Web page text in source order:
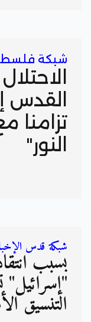
شبكة
القدس
تزامنا
النور"
شبكة قدس
بسبب
"إسرائيل"
التنسيق